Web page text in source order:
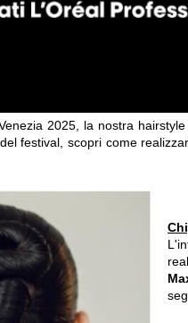
2025, la nostra
festival, scopri come